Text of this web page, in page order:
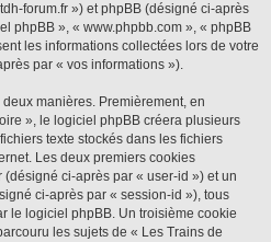
forum.fr ») et phpBB (désigné ci-après
phpBB », « www.phpbb.com », « phpBB
les informations collectées lors de votre
par « vos informations »).
manières. Premièrement, en
», le logiciel phpBB créera plusieurs
texte stockés dans les fichiers
Les deux premiers cookies
ci-après par « user-id ») et un
ci-après par « session-id »), tous
le logiciel phpBB. Un troisième cookie
les sujets de « Les Trains de